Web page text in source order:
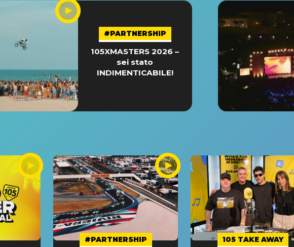
#PARTNERSHIP
105XMASTERS 2026 –
sei stato
INDIMENTICABILE!
#PARTNERSHIP 105 TAKE AWAY